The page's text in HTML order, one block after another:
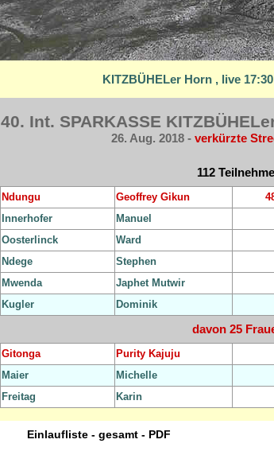
KITZBÜHELer Horn , live
40. Int. SPARKASSE
26. Aug. 2018 - verkürzte
112
Ndungu Geoffrey Gikun
Innerhofer Manuel
Oosterlinck Ward
Ndege Stephen
Mwenda Japhet Mutwir
Kugler Dominik
davon 25
Gitonga Purity Kajuju
Maier Michelle
Freitag Karin
Einlaufliste - gesamt - PDF